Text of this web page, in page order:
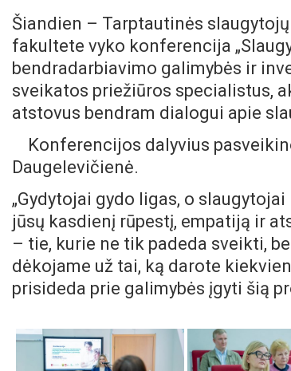
Šiandien – Tarptautinės
fakultete vyko konferencija
bendradarbiavimo galimybės ir
sveikatos priežiūros specialistus,
atstovus bendram dialogui apie
Konferencijos dalyvius
Daugelevičienė.
„Gydytojai gydo ligas, o
jūsų kasdienį rūpestį, empatiją ir
– tie, kurie ne tik padeda sveikti,
dėkojame už tai, ką darote
prisideda prie galimybės įgyti šią